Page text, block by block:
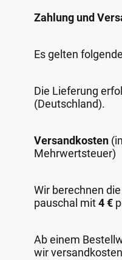
Zahlung und
Es gelten
Die Lieferung
(Deutschland).
Versandkosten
Mehrwertsteuer)
Wir berechnen
pauschal mit4 €
Ab einem
wir